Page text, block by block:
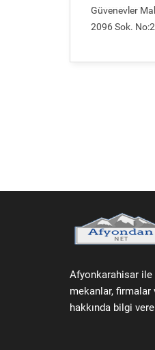
Güvenevler
2096 Sok.
Afyonkarahisar ile
mekanlar,
hakkında bilgi